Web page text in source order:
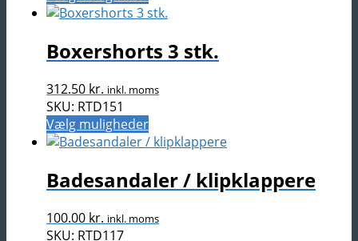
på
varesiden
vare
flere
varianter.
kan
vælges
på
varesiden
Boxershorts 3 stk.
312.50 kr. inkl. moms
SKU: RTD151
Vælg mulighederDette
vare
flere
varianter.
kan
Badesandaler / klipklappere
100.00 kr. inkl. moms
SKU: RTD117